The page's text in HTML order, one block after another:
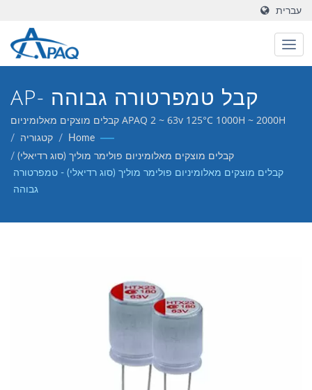
עברית
קבל טמפרטורה גבוהה AP-
CON (DIP), 2 ~ 63v 125°C
1000H ~ 2000H
APAQ 2 ~ 63v 125°C 1000H ~ 2000H קבלים מוצקים מאלומיניום
פולימר מוליך (DIP) - טמפרטורה גבוהה
Home
/ קטגוריה
/
קבלים מוצקים מאלומיניום פולימר מוליך (סוג רדיאלי) /
קבלים מוצקים מאלומיניום פולימר מוליך (סוג רדיאלי) - טמפרטורה
גבוהה